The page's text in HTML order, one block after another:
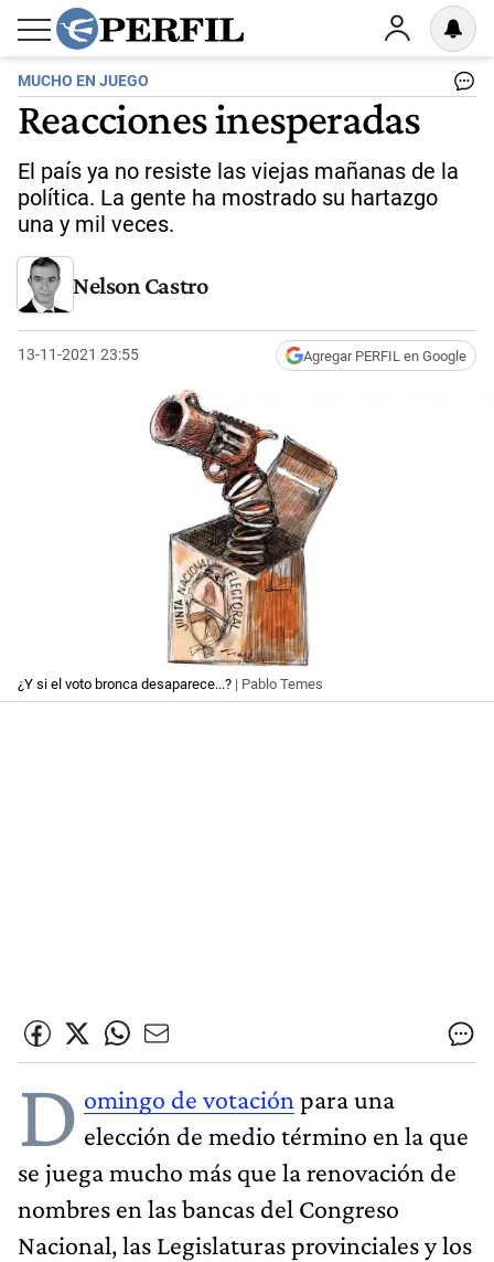
MUCHO EN JUEGO
Reacciones inesperadas
El país ya no resiste las viejas mañanas de la
política. La gente ha mostrado su hartazgo
una y mil veces.
Nelson Castro
13-11-2021 23:55 Agregar PERFIL en Google
¿Y si el voto bronca desaparece...? | Pablo Temes
D omingo de votación para una
elección de medio término en la que
se juega mucho más que la renovación de
nombres en las bancas del Congreso
Nacional, las Legislaturas provinciales y los